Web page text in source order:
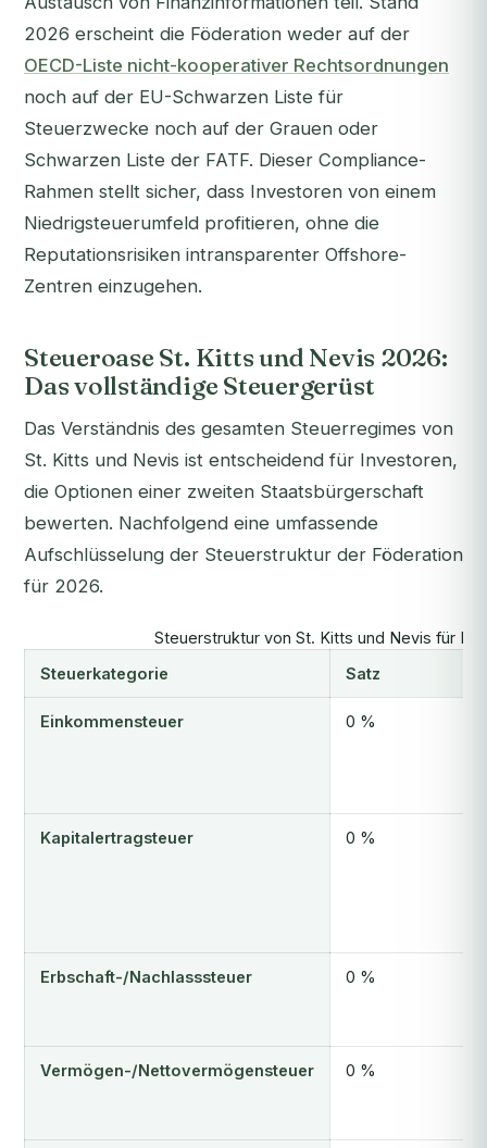
2026 erscheint die Föderation weder auf der
OECD-Liste nicht-kooperativer Rechtsordnungen
noch auf der EU-Schwarzen Liste für
Steuerzwecke noch auf der Grauen oder
Schwarzen Liste der FATF. Dieser Compliance-
Rahmen stellt sicher, dass Investoren von einem
Niedrigsteuerumfeld profitieren, ohne die
Reputationsrisiken intransparenter Offshore-
Zentren einzugehen.
Steueroase St. Kitts und Nevis 2026:
Das vollständige Steuergerüst
Das Verständnis des gesamten Steuerregimes von
St. Kitts und Nevis ist entscheidend für Investoren,
die Optionen einer zweiten Staatsbürgerschaft
bewerten. Nachfolgend eine umfassende
Aufschlüsselung der Steuerstruktur der Föderation
für 2026.
Steuerstruktur von St. Kitts und Nevis für
Steuerkategorie
Satz
Einkommensteuer 0 %
Kapitalertragsteuer 0 %
Erbschaft-/Nachlasssteuer 0 %
Vermögen-/Nettovermögensteuer 0 %